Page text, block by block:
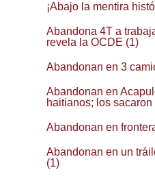
¡Abajo la mentira
Abandona 4T a
revela la OCDE (1)
Abandonan en 3
Abandonan en
haitianos; los
Abandonan en
Abandonan en un
(1)